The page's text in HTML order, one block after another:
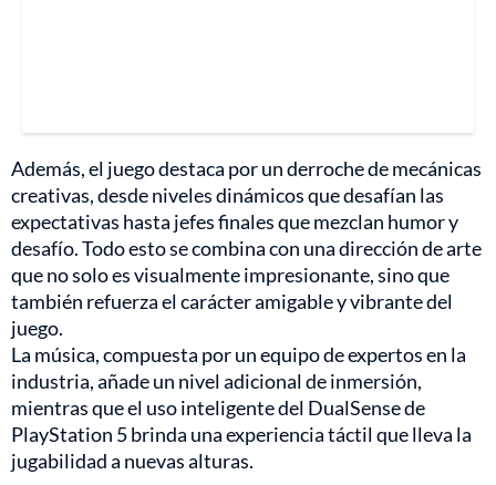
Además, el juego destaca por un derroche de mecánicas
creativas, desde niveles dinámicos que desafían las
expectativas hasta jefes finales que mezclan humor y
desafío. Todo esto se combina con una dirección de arte
que no solo es visualmente impresionante, sino que
también refuerza el carácter amigable y vibrante del
juego.
La música, compuesta por un equipo de expertos en la
industria, añade un nivel adicional de inmersión,
mientras que el uso inteligente del DualSense de
PlayStation 5 brinda una experiencia táctil que lleva la
jugabilidad a nuevas alturas.